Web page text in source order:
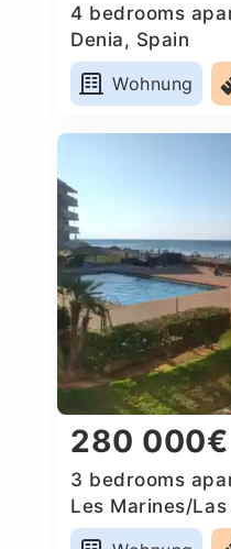
4 bedrooms
Denia, Spain
Wohnung
280 000€
3 bedrooms
Les Marines/